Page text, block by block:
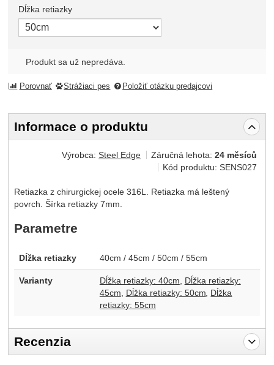
Zvoľte variant
Dĺžka retiazky
Produkt sa už nepredáva.
Porovnať Strážiaci pes Položiť otázku predajcovi
Informace o produktu
Výrobca:Steel Edge Záručná lehota:24 měsíců
Kód produktu:SENS027
Retiazka z chirurgickej ocele 316L. Retiazka má leštený
povrch. Šírka retiazky 7mm.
Parametre
Dĺžka retiazky 40cm / 45cm / 50cm / 55cm
Varianty Dĺžka retiazky: 40cm
Dĺžka retiazky:
45cm
Dĺžka retiazky: 50cm Dĺžka
retiazky: 55cm
Recenzia